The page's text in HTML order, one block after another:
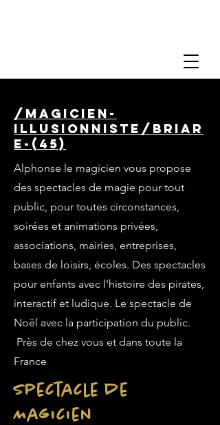
/magicien-
illusionniste/briar
e-(45)
Alphonse le magicien vous propose
des spectacles de magie pour tout
public, pour toutes circonstances,
soirées et animations privées,
associations, mairies, entreprises,
bases de loisirs, écoles. Des spectacles
pour enfants avec l'histoire des pirates,
interactif et ludique. Le spectacle de
Noël avec la participation du public.
Près de chez vous et dans toute la
France
Spectacle de
Magicien